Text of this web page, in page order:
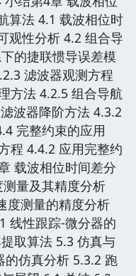
算法 4.1 载波相位时
观性分析 4.2 组合导
的捷联惯导误差模
滤波器观测方程
方法 4.2.5 组合导航
波器降阶方法 4.3.2
完整约束的应用
程 4.4.2 应用完整约
载波相位时间差分
量及其精度分析
度测量的精度分析
线性跟踪-微分器的
取算法 5.3 仿真与
的仿真分析 5.3.2 跑